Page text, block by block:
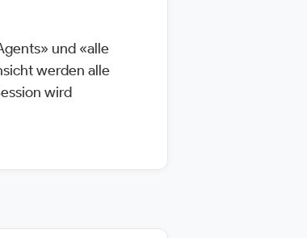
und «alle
werden alle
wird